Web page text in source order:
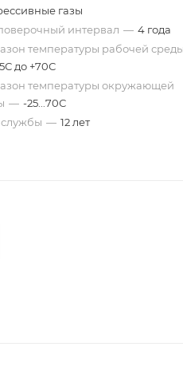
газы
интервал — 4 года
температуры рабочей среды
до +70С
температуры окружающей
— -25...70С
— 12 лет